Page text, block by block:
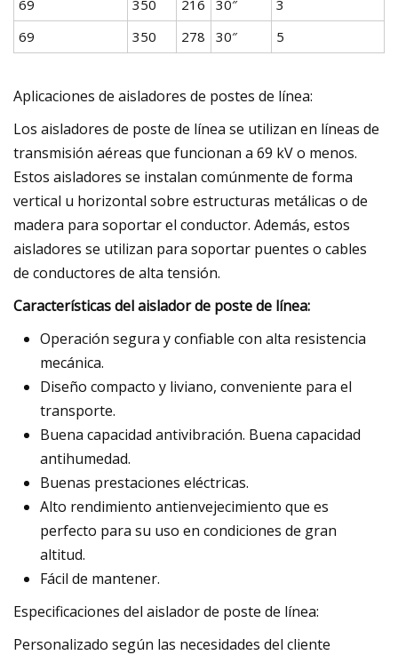
69
350 216 30″
3
69
350 278 30″ 5
Aplicaciones de aisladores de postes de línea:
Los aisladores de poste de línea se utilizan en líneas de
transmisión aéreas que funcionan a 69 kV o menos.
Estos aisladores se instalan comúnmente de forma
vertical u horizontal sobre estructuras metálicas o de
madera para soportar el conductor. Además, estos
aisladores se utilizan para soportar puentes o cables
de conductores de alta tensión.
Características del aislador de poste de línea:
Operación segura y confiable con alta resistencia
mecánica.
Diseño compacto y liviano, conveniente para el
transporte.
Buena capacidad antivibración. Buena capacidad
antihumedad.
Buenas prestaciones eléctricas.
Alto rendimiento antienvejecimiento que es
perfecto para su uso en condiciones de gran
altitud.
Fácil de mantener.
Especificaciones del aislador de poste de línea:
Personalizado según las necesidades del cliente